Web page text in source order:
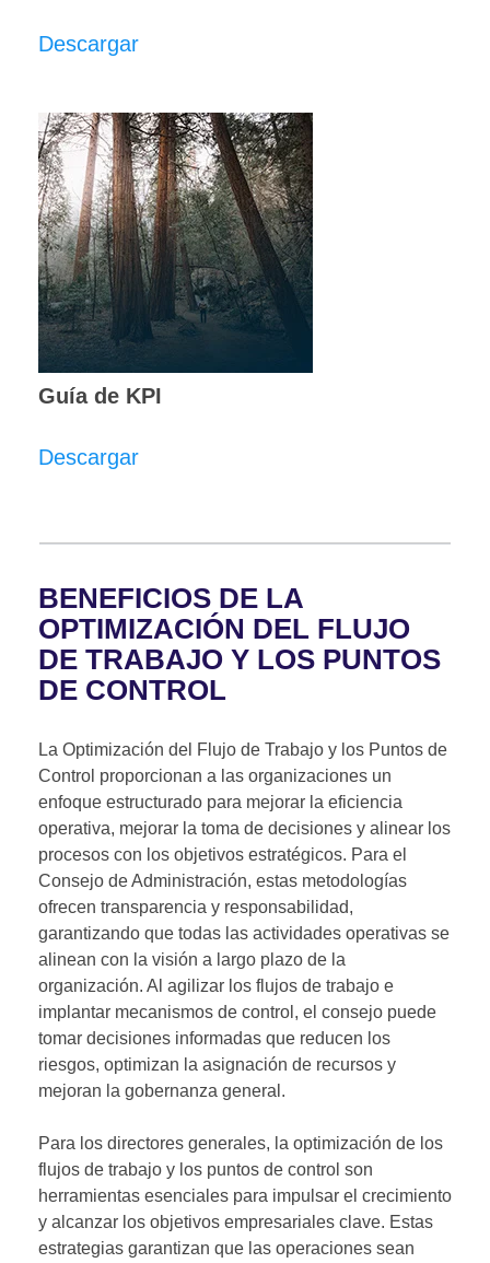
Descargar
Guía de KPI
Descargar
BENEFICIOS DE LA
OPTIMIZACIÓN DEL FLUJO
DE TRABAJO Y LOS PUNTOS
DE CONTROL
La Optimización del Flujo de Trabajo y los Puntos de
Control proporcionan a las organizaciones un
enfoque estructurado para mejorar la eficiencia
operativa, mejorar la toma de decisiones y alinear los
procesos con los objetivos estratégicos. Para el
Consejo de Administración, estas metodologías
ofrecen transparencia y responsabilidad,
garantizando que todas las actividades operativas se
alinean con la visión a largo plazo de la
organización. Al agilizar los flujos de trabajo e
implantar mecanismos de control, el consejo puede
tomar decisiones informadas que reducen los
riesgos, optimizan la asignación de recursos y
mejoran la gobernanza general.
Para los directores generales, la optimización de los
flujos de trabajo y los puntos de control son
herramientas esenciales para impulsar el crecimiento
y alcanzar los objetivos empresariales clave. Estas
estrategias garantizan que las operaciones sean